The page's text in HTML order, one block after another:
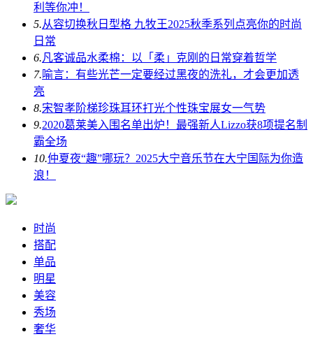
利等你冲！
5.从容切换秋日型格 九牧王2025秋季系列点亮你的时尚
日常
6.凡客诚品水柔棉：以「柔」克刚的日常穿着哲学
7.喻言：有些光芒一定要经过黑夜的洗礼，才会更加透
亮
8.宋智孝阶梯珍珠耳环打光个性珠宝展女一气势
9.2020葛莱美入围名单出炉！最强新人Lizzo获8项提名制
霸全场
10.仲夏夜“趣”哪玩？2025大宁音乐节在大宁国际为你造
浪！
时尚
搭配
单品
明星
美容
秀场
奢华